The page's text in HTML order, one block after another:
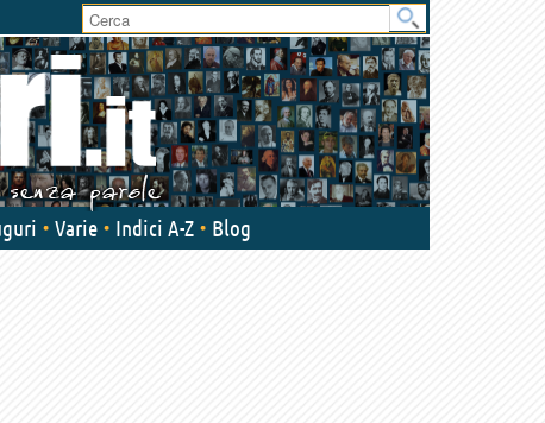
User
area
Varie Indici A-Z Blog